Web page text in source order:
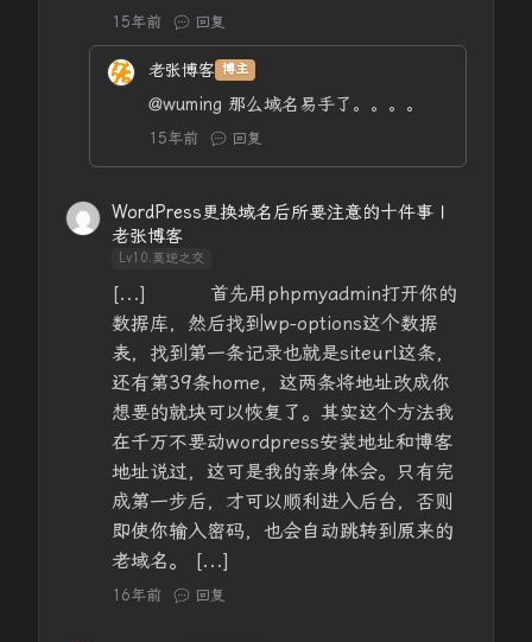
15年前 回复
老张博客 博主
@wuming 那么域名易手了。。。。
15年前 回复
WordPress更换域名后所要注意的十件事 |
老张博客
Lv10.莫逆之交
[...] 首先用phpmyadmin打开你的
数据库，然后找到wp-options这个数据
表，找到第一条记录也就是siteurl这条，
还有第39条home，这两条将地址改成你
想要的就块可以恢复了。其实这个方法我
在千万不要动wordpress安装地址和博客
地址说过，这可是我的亲身体会。只有完
成第一步后，才可以顺利进入后台，否则
即使你输入密码，也会自动跳转到原来的
老域名。 [...]
16年前 回复